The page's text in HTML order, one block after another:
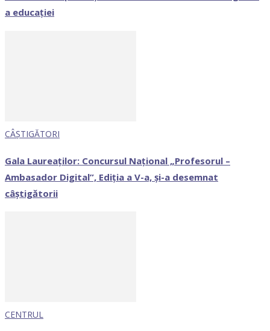
a educației
CÂȘTIGĂTORI
Gala Laureaților: Concursul Național „Profesorul –
Ambasador Digital”, Ediția a V-a, și-a desemnat
câștigătorii
CENTRUL